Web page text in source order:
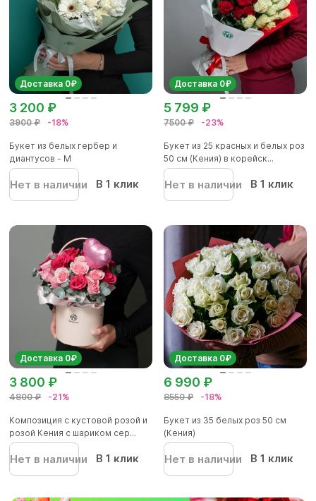
Доставка 0₽
3900 ₽ -18%
3 200 ₽
Букет из белых гербер и
диантусов - M
Нет в наличии В 1 клик
Доставка 0₽
7500 ₽ -23%
5 799 ₽
Букет из 25 красных и белых роз
50 см (Кения) в корейск...
Нет в наличии В 1 клик
Доставка 0₽
4800 ₽ -21%
3 800 ₽
Композиция с кустовой розой и
розой Кения с шариком сер...
Нет в наличии В 1 клик
Доставка 0₽
8550 ₽ -18%
6 990 ₽
Букет из 35 белых роз 50 см
(Кения)
Нет в наличии В 1 клик